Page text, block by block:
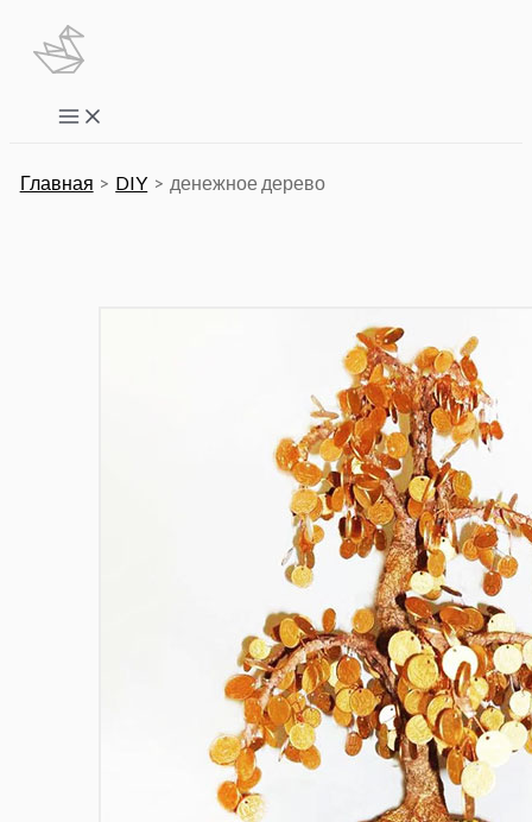
Перейти
содержимому
Main
Menu
Главная DIY денежное дерево